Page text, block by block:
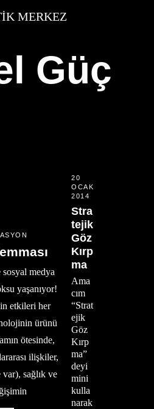
MERKEZ
Güç
medya
yaşanıyor!
etkileri her
ürünü
ötesinde,
ilişkiler,
sağlık ve
20
OCAK
2014
Stra
tejik
Göz
Kırp
ma
Ama
cım
“Strat
ejik
Göz
Kırp
ma”
deyi
mini
kulla
narak